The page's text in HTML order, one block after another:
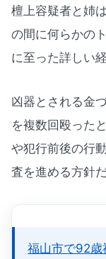
檀上容疑者と姉
の間に何らかの
に至った詳しい
凶器とされる金
を複数回殴った
や犯行前後の行
査を進める方針だ
福山市で92